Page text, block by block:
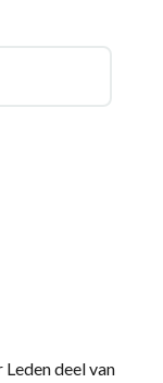
deel van